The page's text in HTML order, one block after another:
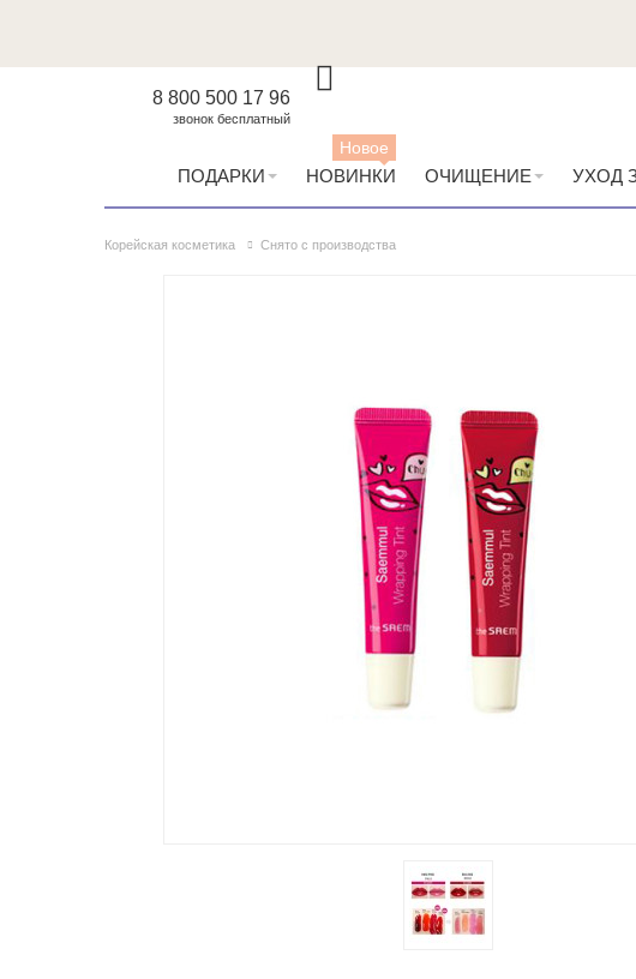
8 800 500 17 96
звонок бесплатный
ПОДАРКИ НОВИНКИ
Новое
ОЧИЩЕНИЕ УХОД
Корейская косметика Снято с производства